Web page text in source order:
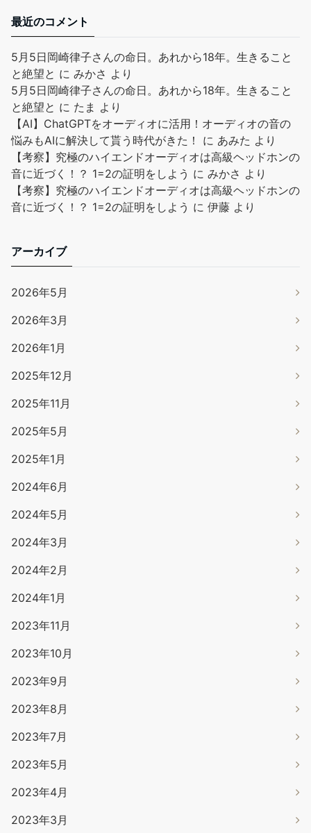
最近のコメント
5月5日岡崎律子さんの命日。あれから18年。生きること
と絶望と に みかさ より
5月5日岡崎律子さんの命日。あれから18年。生きること
と絶望と に たま より
【AI】ChatGPTをオーディオに活用！オーディオの音の
悩みもAIに解決して貰う時代がきた！
に あみた より
【考察】究極のハイエンドオーディオは高級ヘッドホンの
音に近づく！？ 1=2の証明をしよう に みかさ より
【考察】究極のハイエンドオーディオは高級ヘッドホンの
音に近づく！？ 1=2の証明をしよう に 伊藤 より
アーカイブ
2026年5月
2026年3月
2026年1月
2025年12月
2025年11月
2025年5月
2025年1月
2024年6月
2024年5月
2024年3月
2024年2月
2024年1月
2023年11月
2023年10月
2023年9月
2023年8月
2023年7月
2023年5月
2023年4月
2023年3月